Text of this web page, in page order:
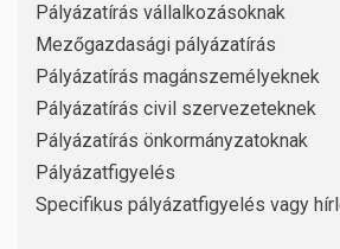
Pályázatírás vállalkozásoknak
Mezőgazdasági pályázatírás
Pályázatírás magánszemélyeknek
Pályázatírás civil szervezeteknek
Pályázatírás önkormányzatoknak
Pályázatfigyelés
Specifikus pályázatfigyelés vagy